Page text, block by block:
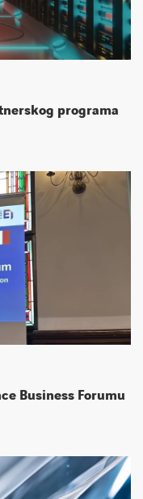
programa
Business Forumu